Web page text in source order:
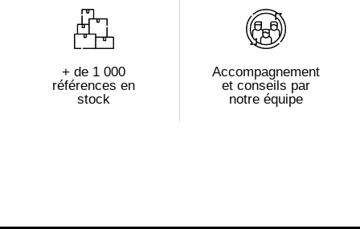
+ de 1 000
références en
stock
Accompagnement
et conseils par
notre équipe